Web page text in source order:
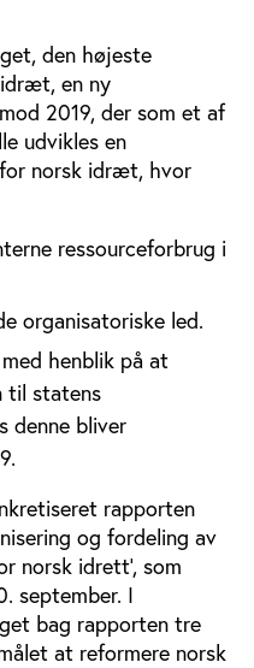
den højeste
en ny
2019, der som et af
udvikles en
norsk idræt, hvor
ressourceforbrug i
organisatoriske led.
henblik på at
til statens
denne bliver
rapporten
og fordeling av
norsk idrett’, som
september. I
bag rapporten tre
at reformere norsk